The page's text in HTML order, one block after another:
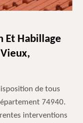
Et Habillage
de tous
74940.
interventions